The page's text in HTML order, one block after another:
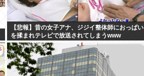
【悲報】昔の女子アナ、ジジイ整体師におっぱい
を揉まれテレビで放送されてしまうwww